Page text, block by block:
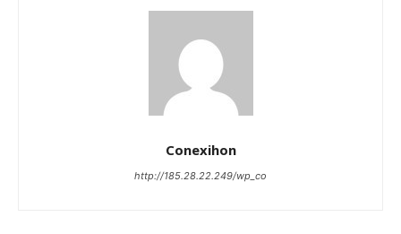
Conexihon
http://185.28.22.249/wp_co